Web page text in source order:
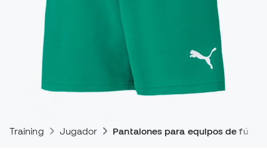
Training Jugador Pantalones para equipos de fútbol